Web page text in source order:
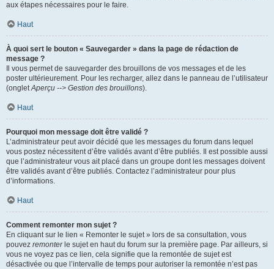
aux étapes nécessaires pour le faire.
Haut
À quoi sert le bouton « Sauvegarder » dans la page de rédaction de
message ?
Il vous permet de sauvegarder des brouillons de vos messages et de les
poster ultérieurement. Pour les recharger, allez dans le panneau de l’utilisateur
(ongletAperçu --> Gestion des brouillons).
Haut
Pourquoi mon message doit être validé ?
L’administrateur peut avoir décidé que les messages du forum dans lequel
vous postez nécessitent d’être validés avant d’être publiés. Il est possible aussi
que l’administrateur vous ait placé dans un groupe dont les messages doivent
être validés avant d’être publiés. Contactez l’administrateur pour plus
d’informations.
Haut
Comment remonter mon sujet ?
En cliquant sur le lien « Remonter le sujet » lors de sa consultation, vous
pouvez remonterle sujet en haut du forum sur la première page. Par ailleurs, si
vous ne voyez pas ce lien, cela signifie que la remontée de sujet est
désactivée ou que l’intervalle de temps pour autoriser la remontée n’est pas